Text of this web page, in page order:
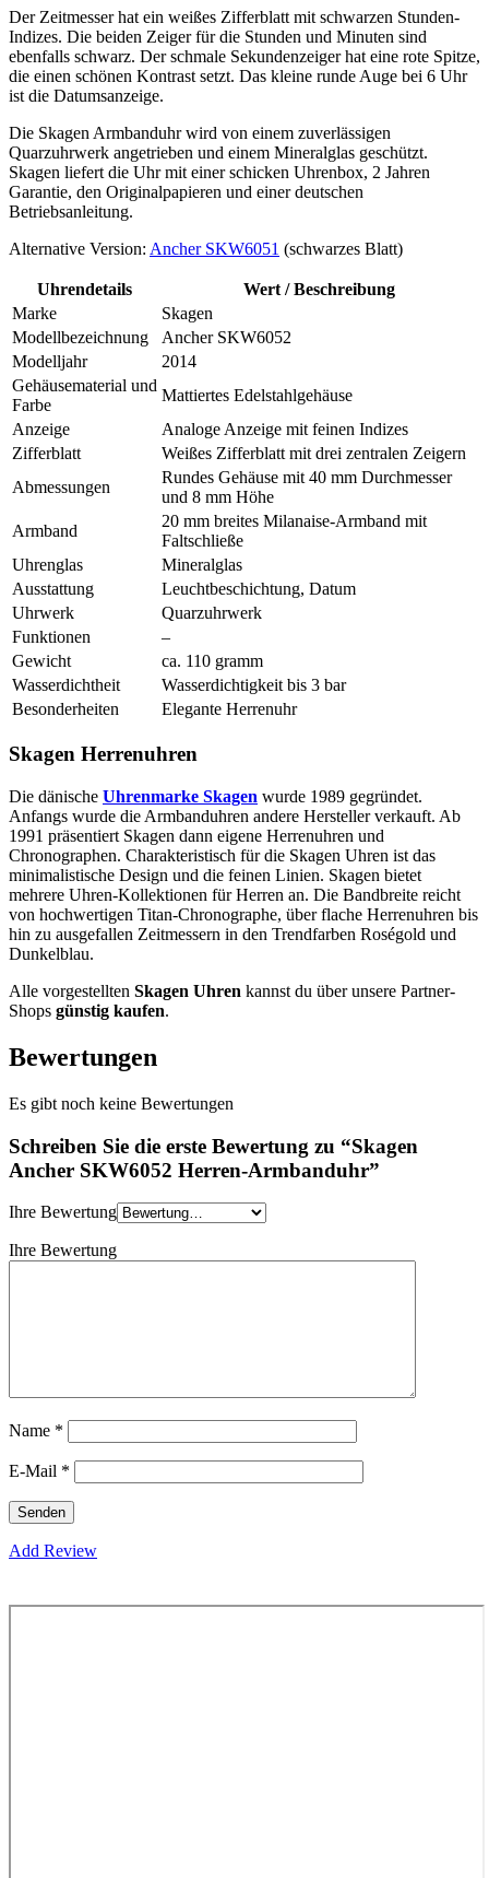
Der Zeitmesser hat ein weißes Zifferblatt mit schwarzen Stunden-
Indizes. Die beiden Zeiger für die Stunden und Minuten sind
ebenfalls schwarz. Der schmale Sekundenzeiger hat eine rote Spitze,
die einen schönen Kontrast setzt. Das kleine runde Auge bei 6 Uhr
ist die Datumsanzeige.
Die Skagen Armbanduhr wird von einem zuverlässigen
Quarzuhrwerk angetrieben und einem Mineralglas geschützt.
Skagen liefert die Uhr mit einer schicken Uhrenbox, 2 Jahren
Garantie, den Originalpapieren und einer deutschen
Betriebsanleitung.
Alternative Version: Ancher SKW6051 (schwarzes Blatt)
Uhrendetails
Wert / Beschreibung
Marke
Skagen
Modellbezeichnung
Ancher SKW6052
Modelljahr
2014
Gehäusematerial und
Farbe
Mattiertes Edelstahlgehäuse
Anzeige
Analoge Anzeige mit feinen Indizes
Zifferblatt
Weißes Zifferblatt mit drei zentralen Zeigern
Abmessungen
Rundes Gehäuse mit 40 mm Durchmesser
und 8 mm Höhe
Armband
20 mm breites Milanaise-Armband mit
Faltschließe
Uhrenglas
Mineralglas
Ausstattung
Leuchtbeschichtung, Datum
Uhrwerk
Quarzuhrwerk
Funktionen
–
Gewicht
ca. 110 gramm
Wasserdichtheit
Wasserdichtigkeit bis 3 bar
Besonderheiten
Elegante Herrenuhr
Skagen Herrenuhren
Die dänische Uhrenmarke Skagen wurde 1989 gegründet.
Anfangs wurde die Armbanduhren andere Hersteller verkauft. Ab
1991 präsentiert Skagen dann eigene Herrenuhren und
Chronographen. Charakteristisch für die Skagen Uhren ist das
minimalistische Design und die feinen Linien. Skagen bietet
mehrere Uhren-Kollektionen für Herren an. Die Bandbreite reicht
von hochwertigen Titan-Chronographe, über flache Herrenuhren bis
hin zu ausgefallen Zeitmessern in den Trendfarben Roségold und
Dunkelblau.
Alle vorgestellten Skagen Uhren kannst du über unsere Partner-
Shops günstig kaufen.
Bewertungen
Es gibt noch keine Bewertungen
Schreiben Sie die erste Bewertung zu “Skagen
Ancher SKW6052 Herren-Armbanduhr”
Ihre Bewertung
Ihre Bewertung
Name *
E-Mail *
Add Review